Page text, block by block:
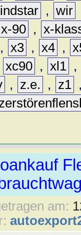
, wir
x-90 , x-
, x3 , x4 ,
xc90 , xl1 ,
, z.e. , z1
am: